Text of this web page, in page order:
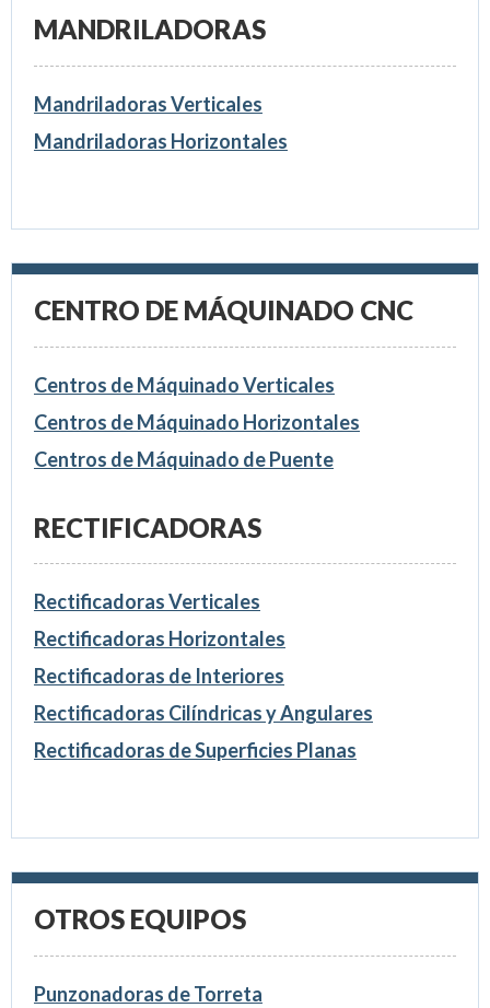
MANDRILADORAS
Mandriladoras Verticales
Mandriladoras Horizontales
CENTRO DE MÁQUINADO CNC
Centros de Máquinado Verticales
Centros de Máquinado Horizontales
Centros de Máquinado de Puente
RECTIFICADORAS
Rectificadoras Verticales
Rectificadoras Horizontales
Rectificadoras de Interiores
Rectificadoras Cilíndricas y Angulares
Rectificadoras de Superficies Planas
OTROS EQUIPOS
Punzonadoras de Torreta